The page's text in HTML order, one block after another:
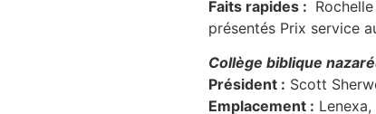
Faits rapides :
présentés Prix service
Collège biblique
Président : Scott
Emplacement : Lenexa,